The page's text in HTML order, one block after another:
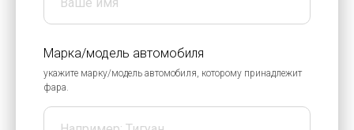
Марка/модель автомобиля
укажите марку/модель автомобиля, которому принадлежит
фара.